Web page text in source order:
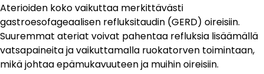
Aterioiden koko vaikuttaa merkittävästi
gastroesofageaalisen refluksitaudin (GERD) oireisiin.
Suuremmat ateriat voivat pahentaa refluksia lisäämällä
vatsapaineita ja vaikuttamalla ruokatorven toimintaan,
mikä johtaa epämukavuuteen ja muihin oireisiin.